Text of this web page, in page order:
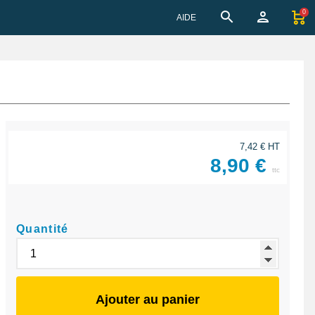
AIDE
0
7,42 € HT
8,90 € ttc
Quantité
Ajouter au panier